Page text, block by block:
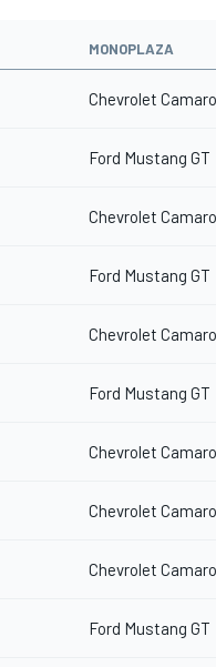
MONOPLAZA
Chevrolet Camaro
Ford Mustang GT
Chevrolet Camaro
Ford Mustang GT
Chevrolet Camaro
Ford Mustang GT
Chevrolet Camaro
Chevrolet Camaro
Chevrolet Camaro
Ford Mustang GT